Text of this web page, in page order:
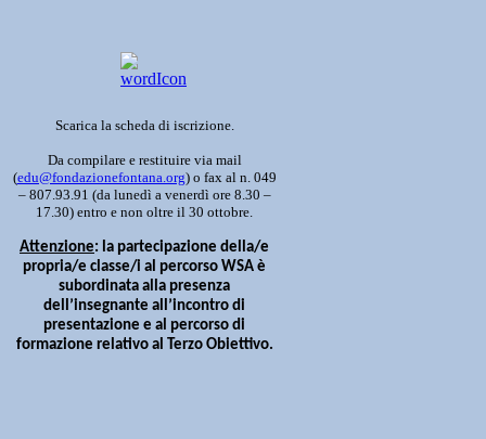
Scarica la scheda di iscrizione.
Da compilare e restituire via mail
(edu@fondazionefontana.org) o fax al n. 049
– 807.93.91 (da lunedì a venerdì ore 8.30 –
17.30) entro e non oltre il 30 ottobre.
Attenzione: la partecipazione della/e
propria/e classe/i al percorso WSA è
subordinata alla presenza
dell’insegnante all’incontro di
presentazione e al percorso di
formazione relativo al Terzo Obiettivo.